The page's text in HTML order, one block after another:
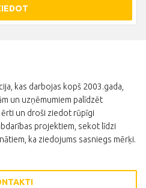
kas darbojas kopš 2003.gada,
un uzņēmumiem palīdzēt
un droši ziedot rūpīgi
projektiem, sekot līdzi
ka ziedojums sasniegs mērķi.